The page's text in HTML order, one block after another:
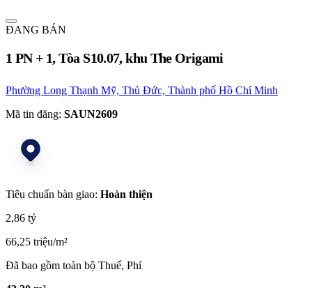
ĐANG BÁN
1 PN + 1, Tòa S10.07, khu The Origami
Phường Long Thạnh Mỹ, Thủ Đức, Thành phố Hồ Chí Minh
Mã tin đăng: SAUN2609
Tiêu chuẩn bàn giao: Hoàn thiện
2,86 tỷ
66,25 triệu/m²
Đã bao gồm toàn bộ Thuế, Phí